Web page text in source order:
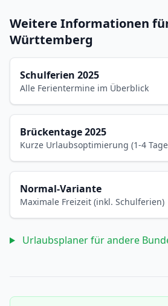
Weitere Informationen
Württemberg
Schulferien 2025
Alle Ferientermine im Überblick
Brückentage 2025
Kurze Urlaubsoptimierung (1-4
Normal-Variante
Maximale Freizeit (inkl. Schulferien)
Urlaubsplaner für andere